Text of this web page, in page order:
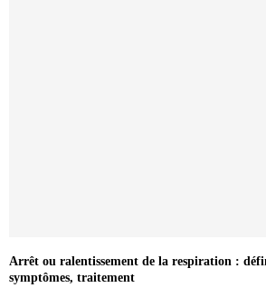
Arrêt ou ralentissement de la respiration :
symptômes, traitement